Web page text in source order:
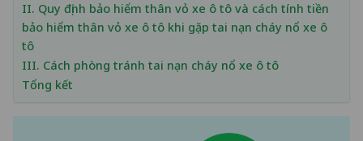
II. Quy định bảo hiểm thân vỏ xe ô tô và cách tính tiền
bảo hiểm thân vỏ xe ô tô khi gặp tai nạn cháy nổ xe ô
tô
III. Cách phòng tránh tai nạn cháy nổ xe ô tô
Tổng kết